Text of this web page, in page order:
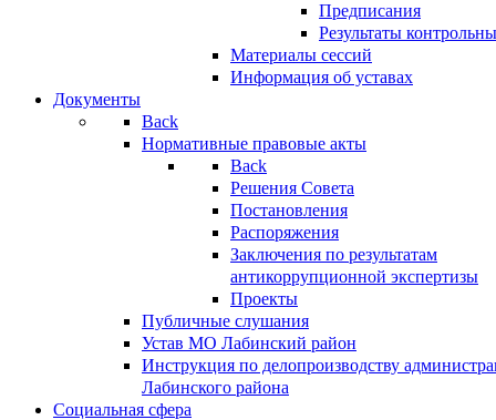
Предписания
Результаты
Материалы сессий
Информация об уставах
Документы
Back
Нормативные правовые акты
Back
Решения Совета
Постановления
Распоряжения
Заключения по результатам
антикоррупционной экспертизы
Проекты
Публичные слушания
Устав МО Лабинский район
Инструкция по делопроизводству
Лабинского района
Социальная сфера